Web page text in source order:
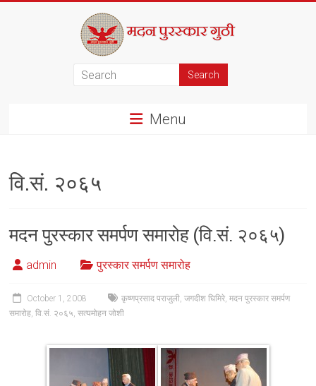
Menu
वि.सं. २०६५
मदन पुरस्कार समर्पण समारोह (वि.सं. २०६५)
admin पुरस्कार समर्पण समारोह
October 1, 2008 कृष्णप्रसाद पराजुली,जगदीश घिमिरे,मदन पुरस्कार समर्पण
समारोह,वि.सं. २०६५,सत्यमोहन जोशी